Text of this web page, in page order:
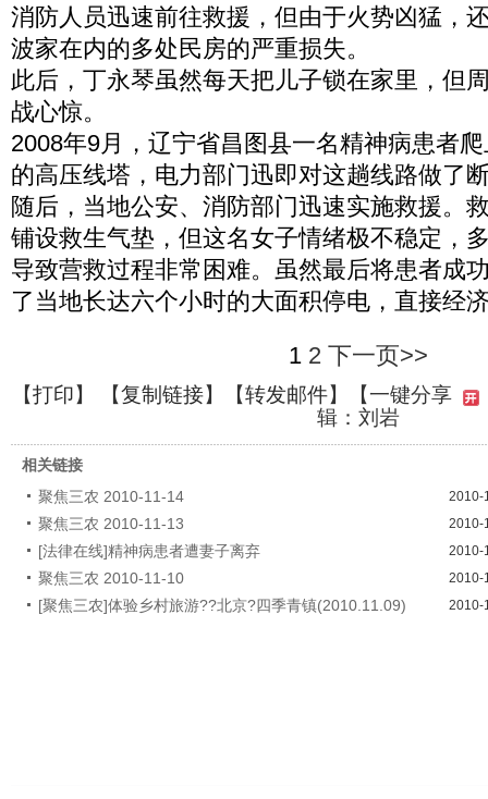
消防人员迅速前往救援，但由于火势凶猛，
波家在内的多处民房的严重损失。
此后，丁永琴虽然每天把儿子锁在家里，但
战心惊。
2008年9月，辽宁省昌图县一名精神病患者
的高压线塔，电力部门迅即对这趟线路做了
随后，当地公安、消防部门迅速实施救援。
铺设救生气垫，但这名女子情绪极不稳定，
导致营救过程非常困难。虽然最后将患者成
了当地长达六个小时的大面积停电，直接经
1 2 下一页>>
【打印】 【复制链接】【转发邮件】
【一键分享
辑：刘岩
相关链接
聚焦三农 2010-11-14
2010-
聚焦三农 2010-11-13 2010-
[法律在线]精神病患者遭妻子离弃 2010-
聚焦三农 2010-11-10 2010-
[聚焦三农]体验乡村旅游??北京?四季青镇(2010.11.09) 2010-